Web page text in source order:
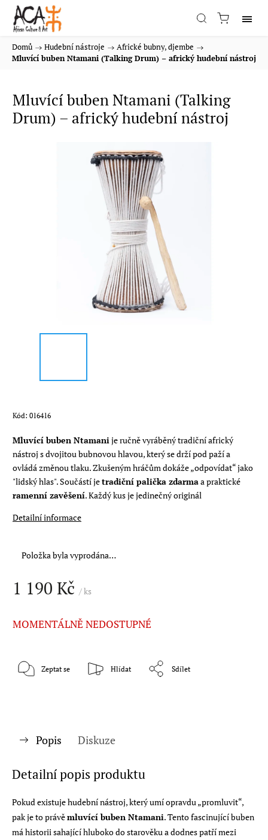
Domů / Hudební nástroje / Africké bubny, djembe /
Mluvící buben Ntamani (Talking Drum) – africký hudební nástroj
Mluvící buben Ntamani (Talking
Drum) – africký hudební nástroj
Kód: 016416
Mluvící buben Ntamani je ručně vyráběný tradiční africký
nástroj s dvojitou bubnovou hlavou, který se drží pod paží a
ovládá změnou tlaku. Zkušeným hráčům dokáže „odpovídat“ jako
"lidský hlas". Součástí jetradiční palička zdarmaa praktické
ramenní zavěšení. Každý kus je jedinečný originál
Detailní informace
Položka byla vyprodána…
1 190 Kč / ks
MOMENTÁLNĚ NEDOSTUPNÉ
Zeptat se Hlídat Sdílet
Popis Diskuze
Detailní popis produktu
Pokud existuje hudební nástroj, který umí opravdu „promluvit“,
pak je to právěmluvící buben Ntamani. Tento fascinující buben
má historii sahající hluboko do starověku a dodnes patří mezi